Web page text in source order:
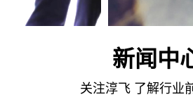
新闻中
关注淳飞 了解行业